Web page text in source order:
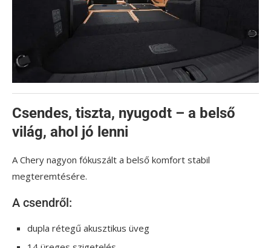
Csendes, tiszta, nyugodt – a belső
világ, ahol jó lenni
A Chery nagyon fókuszált a belső komfort stabil
megteremtésére.
A csendről:
dupla rétegű akusztikus üveg